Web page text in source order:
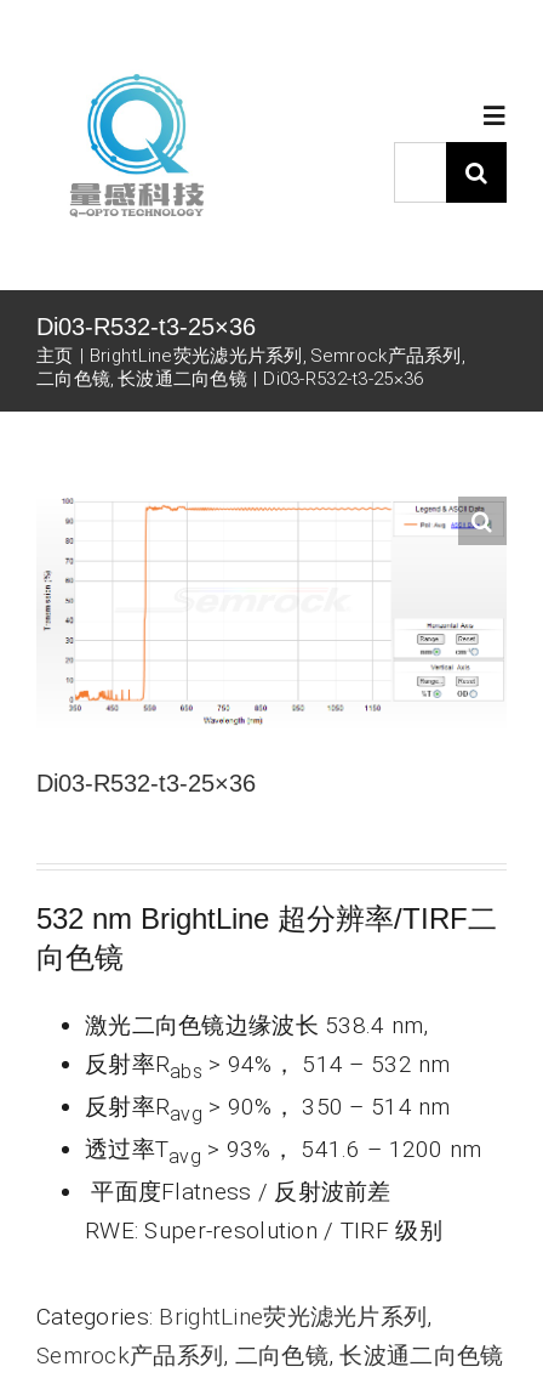
产品中心
代理品牌
下载中心
新闻和活动
关于量感
联系我们
索：
Di03-R532-t3-25×36
主页 BrightLine荧光滤光片系列
Semrock产品系列
二向色镜 长波通二向色镜 Di03-R532-t3-25×36
Di03-R532-t3-25×36
532 nm BrightLine 超分辨率/TIRF二
向色镜
激光二向色镜边缘波长 538.4 nm,
反射率Rabs > 94%， 514 – 532 nm
反射率Ravg > 90%， 350 – 514 nm
透过率Tavg > 93%， 541.6 – 1200 nm
平面度Flatness / 反射波前差
RWE: Super-resolution / TIRF 级别
Categories: BrightLine荧光滤光片系列 ,
Semrock产品系列 , 二向色镜,长波通二向色镜